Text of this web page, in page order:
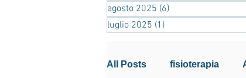
agosto 2025 (6)
luglio 2025 (1)
All Posts fisioterapia